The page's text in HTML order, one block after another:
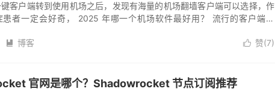
客户端转到使用机场之后，发现有海量的机场翻墙客户端可以选择，作
患者一定会好奇， 2025 年哪一个机场软件最好用？ 流行的客户端有
 赞(7)
 博客
官网是哪个？Shadowrocket 节点订阅推荐